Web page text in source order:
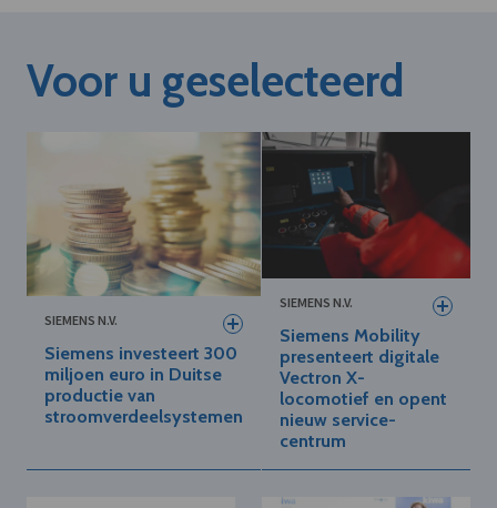
Voor u geselecteerd
SIEMENS N.V.
Siemens investeert 300
miljoen euro in Duitse
productie van
stroomverdeelsystemen
SIEMENS N.V.
Siemens Mobility
presenteert digitale
Vectron X-
locomotief en opent
nieuw service-
centrum